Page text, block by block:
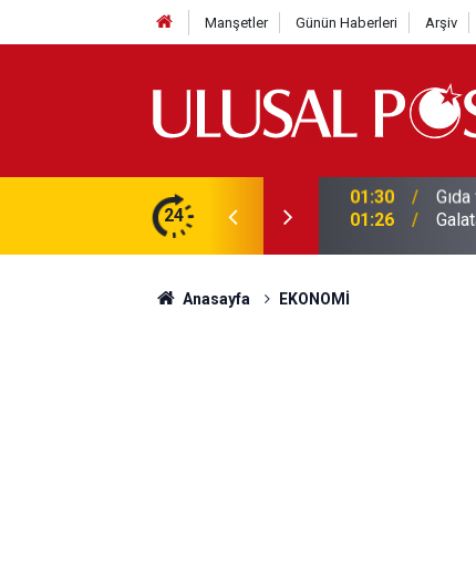
Manşetler Günün Haberleri Arşiv
24
en yüksek seviyesine çıktı 01:26
Anasayfa EKONOMİ